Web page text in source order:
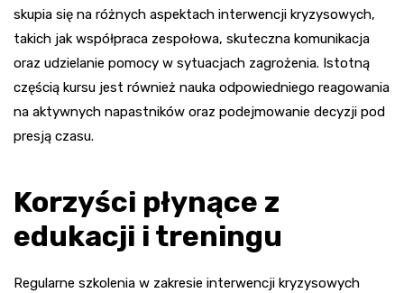
skupia się na różnych aspektach interwencji kryzysowych,
takich jak współpraca zespołowa, skuteczna komunikacja
oraz udzielanie pomocy w sytuacjach zagrożenia. Istotną
częścią kursu jest również nauka odpowiedniego reagowania
na aktywnych napastników oraz podejmowanie decyzji pod
presją czasu.
Korzyści płynące z
edukacji i treningu
Regularne szkolenia w zakresie interwencji kryzysowych